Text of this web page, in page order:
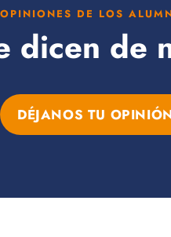
OPINIONES DE LOS
dicen de
DÉJANOS TU